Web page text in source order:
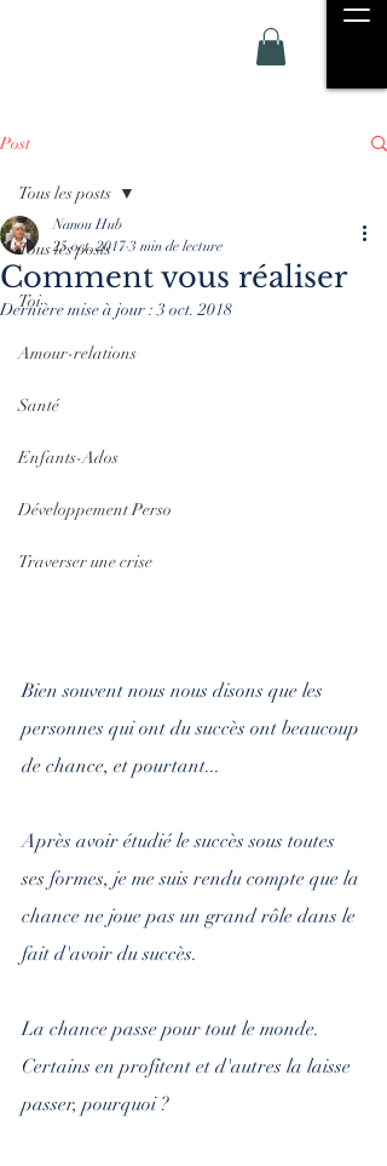
Post
Tous les posts
Toi
Amour-relations
Santé
Enfants-Ados
Développement Perso
Traverser une crise
Tous les posts
Comment vous réaliser
Nanou Hub
25 oct. 2017 3 min de lecture
Dernière mise à jour :3 oct. 2018
Bien souvent nous nous disons que les
personnes qui ont du succès ont beaucoup
de chance, et pourtant...
Après avoir étudié le succès sous toutes
ses formes, je me suis rendu compte que la
chance ne joue pas un grand rôle dans le
fait d'avoir du succès.
La chance passe pour tout le monde.
Certains en profitent et d'autres la laisse
passer, pourquoi ?